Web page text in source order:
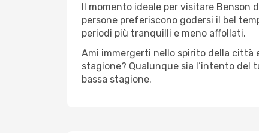
Il momento ideale per visitare Benson
persone preferiscono godersi il bel
periodi più tranquilli e meno affollati.
Ami immergerti nello spirito della città
stagione? Qualunque sia l’intento del
bassa stagione.